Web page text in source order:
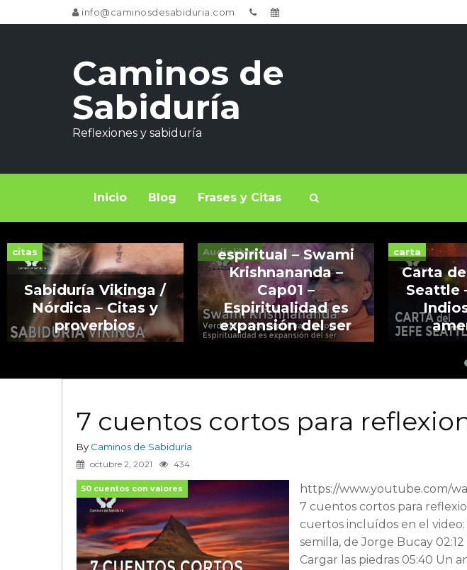
info@caminosdesabiduria.com
Caminos de
Sabiduría
Reflexiones y sabiduría
Inicio Blog Frases y Citas
citas
Sabiduría Vikinga /
Nórdica – Citas y
proverbios
Audiolibro
espiritual – Swami
Krishnananda –
Cap01 –
Espiritualidad es
expansión del ser
carta
Carta
Seattle
7 cuentos cortos para
By Caminos de Sabiduría
octubre 2, 2021 434
50 cuentos con valores
https://www.youtube.com/
7 cuentos cortos para
cuertos incluídos en el
semilla, de Jorge Bucay
Cargar las piedras 05:40 Un